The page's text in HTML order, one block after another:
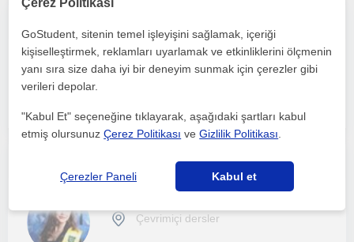
Biyoloji
Çevrimiçi dersler
Çevrimiçi dersler
GoStudent, sitenin temel işleyişini sağlamak, içeriği
kişiselleştirmek, reklamları uyarlamak ve etkinliklerini ölçmenin
yanı sıra size daha iyi bir deneyim sunmak için çerezler gibi
verileri depolar.
"Kabul Et" seçeneğine tıklayarak, aşağıdaki şartları kabul
etmiş olursunuzÇerez Politikası veGizlilik Politikası
Çerezler Paneli Kabul et